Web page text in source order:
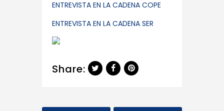
ENTREVISTA EN LA CADENA COPE
ENTREVISTA EN LA CADENA SER
Share: